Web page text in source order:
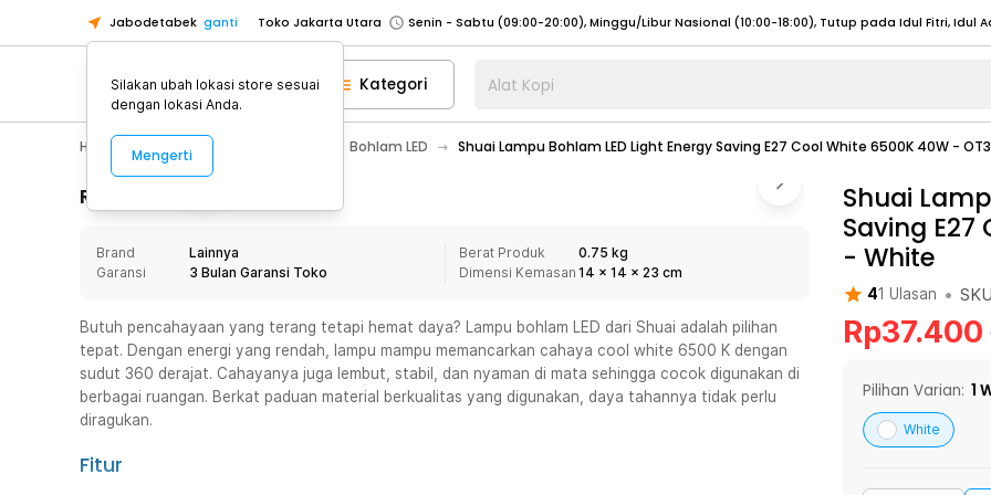
Jabodetabek ganti Toko Jakarta Utara
Toko Tangerang
Toko Cikupa
Pick n Go Jakarta Barat
Senin - Jumat (07:00 - 20:00), Sabtu - Minggu (08:00 - 20:00), Tutup pada Idul Fitri
Pick n Go Bekasi
Senin - Jumat (08:00 - 20:00), Sabtu - Minggu/ Libur Nasional (08:00 - 17:00) Selengkapnya
Senin - Jumat (08:00 - 20:00), Sabtu - Minggu/ Libur Nasional (08:00 - 17:00) Selengkapnya
Senin - Sabtu (09:00-20:00), Minggu/Libur Nasional (12:00-20:00), Tutup pada Idul Fitri
Senin - Sabtu (09:00-20:00), Minggu/Libur Nasional (12:00-20:00), Tutup pada Idul Fitri
Toko Tangerang
Toko Cikupa
Pick n Go Jakarta Barat
Senin - Jumat (07:00 - 20:00), Sabtu - Minggu (08:00 - 20:00), Tutup pada Idul Fitri
Senin - Jumat (08:00 - 20:00), Sabtu - Minggu/ Libur Nasional (08:00 - 17:00) Selengkapnya
Kategori Alat Kopi
Home Appliance Bohlam LED Shuai Lampu Bohlam LED Light Energy Saving E27 Cool White 6500K 40W -
Rincian Produk
Brand
Lainnya
Garansi
3 Bulan Garansi Toko
Berat Produk
0.75 kg
Dimensi Kemasan 14 x 14 x 23 cm
Butuh pencahayaan yang terang tetapi hemat daya? Lampu bohlam LED dari Shuai adalah pilihan
tepat. Dengan energi yang rendah, lampu mampu memancarkan cahaya cool white 6500 K dengan
sudut 360 derajat. Cahayanya juga lembut, stabil, dan nyaman di mata sehingga cocok digunakan di
berbagai ruangan. Berkat paduan material berkualitas yang digunakan, daya tahannya tidak perlu
diragukan.
Fitur
Shuai
Saving E27
- White
41 Ulasan • SKU
Rp37.400
Pilihan Varian: 1
White
Silakan ubah lokasi store sesuai
dengan lokasi Anda.
Mengerti